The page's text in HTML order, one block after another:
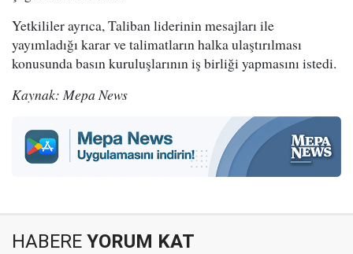
Yetkililer ayrıca, Taliban liderinin mesajları ile
yayımladığı karar ve talimatların halka ulaştırılması
konusunda basın kuruluşlarının iş birliği yapmasını istedi.
Kaynak: Mepa News
HABERE YORUM KAT